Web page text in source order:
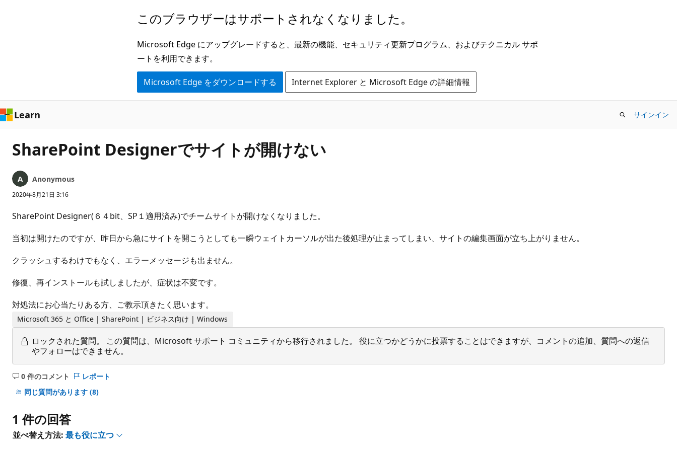
ン
ツ
に
ス
キ
ッ
プ
このブラウザーはサポートされなくなりました。
Microsoft Edge にアップグレードすると、最新の機能、セキュリティ更新プログラム、およびテクニカル サポ
ートを利用できます。
Microsoft Edge をダウンロードする Internet Explorer と Microsoft Edge の詳細情報
Learn サインイン
SharePoint Designerでサイトが開けない
Anonymous
2020年8月21日 3:16
SharePoint Designer(６４bit、SP１適用済み)でチームサイトが開けなくなりました。
当初は開けたのですが、昨日から急にサイトを開こうとしても一瞬ウェイトカーソルが出た後処理が止まってしまい、サイトの編集画面が立ち上がりません。
クラッシュするわけでもなく、エラーメッセージも出ません。
修復、再インストールも試しましたが、症状は不変です。
対処法にお心当たりある方、ご教示頂きたく思います。
Microsoft 365 と Office | SharePoint | ビジネス向け | Windows
ロックされた質問。
この質問は、Microsoft サポート コミュニティから移行されました。 役に立つかどうかに投票することはできますが、コメントの追加、質問への返信
やフォローはできません。
0 件のコメント
コ
メ
は
あ
レポート
同じ質問があります (8)
1 件の回答
並べ替え方法: 最も役に立つ